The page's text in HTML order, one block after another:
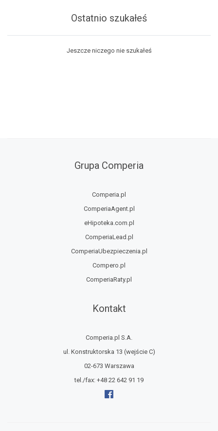
Ostatnio szukałeś
Jeszcze niczego nie szukałeś
Grupa Comperia
Comperia.pl
ComperiaAgent.pl
eHipoteka.com.pl
ComperiaLead.pl
ComperiaUbezpieczenia.pl
Compero.pl
ComperiaRaty.pl
Kontakt
Comperia.pl S.A.
ul. Konstruktorska 13 (wejście C)
02-673 Warszawa
tel./fax: +48 22 642 91 19